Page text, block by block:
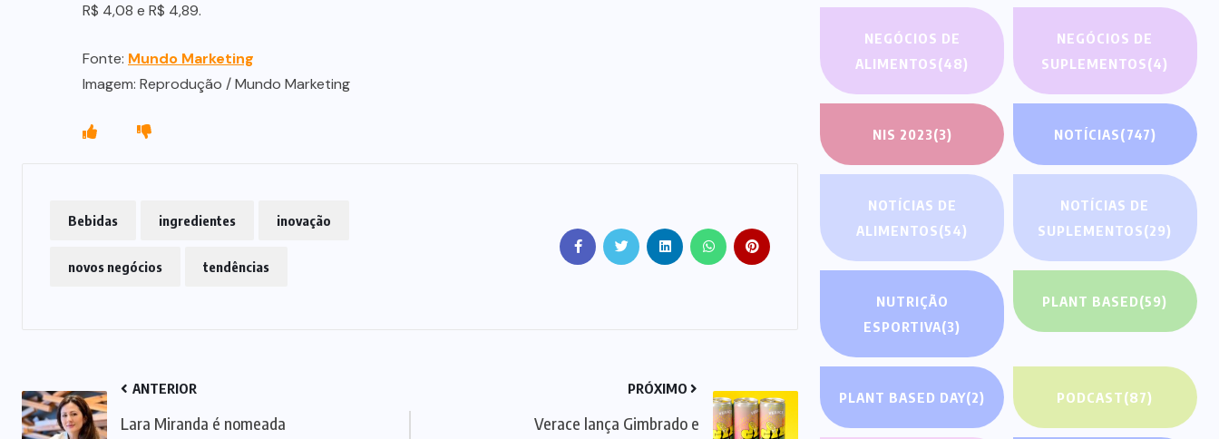
R$ 4,08 e R$ 4,89.
Fonte: Mundo Marketing
Imagem: Reprodução / Mundo Marketing
Bebidas ingredientes inovação
novos negócios tendências
ANTERIOR
Lara Miranda é nomeada
PRÓXIMO
Verace lança Gimbrado e
NEGÓCIOS DE
ALIMENTOS(48)
NEGÓCIOS DE
SUPLEMENTOS(4)
NIS 2023(3) NOTÍCIAS(747)
NOTÍCIAS DE
ALIMENTOS(54)
NOTÍCIAS DE
SUPLEMENTOS(29)
NUTRIÇÃO
ESPORTIVA(3)
PLANT BASED(59)
PLANT BASED DAY(2) PODCAST(87)